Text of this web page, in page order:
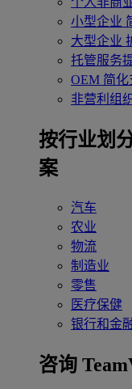
小型企业
大型企业
托管服务
OEM 简化
非营利组
按行业划
案
汽车
农业
物流
制造业
零售
医疗保健
银行和金
咨询